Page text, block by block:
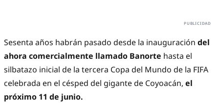
Sesenta años habrán pasado desde la inauguración del
ahora comercialmente llamado Banorte hasta el
silbatazo inicial de la tercera Copa del Mundo de la FIFA
celebrada en el césped del gigante de Coyoacán, el
próximo 11 de junio.